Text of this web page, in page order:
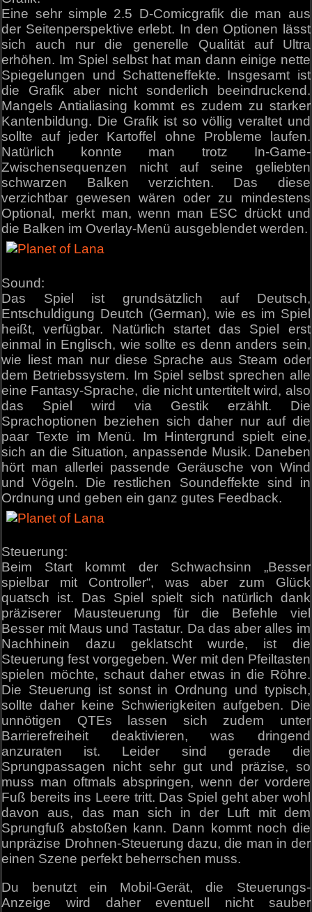
Eine sehr simple 2.5 D-Comicgrafik die man aus
der Seitenperspektive erlebt. In den Optionen lässt
sich auch nur die generelle Qualität auf Ultra
erhöhen. Im Spiel selbst hat man dann einige nette
Spiegelungen und Schatteneffekte. Insgesamt ist
die Grafik aber nicht sonderlich beeindruckend.
Mangels Antialiasing kommt es zudem zu starker
Kantenbildung. Die Grafik ist so völlig veraltet und
sollte auf jeder Kartoffel ohne Probleme laufen.
Natürlich konnte man trotz In-Game-
Zwischensequenzen nicht auf seine geliebten
schwarzen Balken verzichten. Das diese
verzichtbar gewesen wären oder zu mindestens
Optional, merkt man, wenn man ESC drückt und
die Balken im Overlay-Menü ausgeblendet werden.
Sound:
Das Spiel ist grundsätzlich auf Deutsch,
Entschuldigung Deutch (German), wie es im Spiel
heißt, verfügbar. Natürlich startet das Spiel erst
einmal in Englisch, wie sollte es denn anders sein,
wie liest man nur diese Sprache aus Steam oder
dem Betriebssystem. Im Spiel selbst sprechen alle
eine Fantasy-Sprache, die nicht untertitelt wird, also
das Spiel wird via Gestik erzählt. Die
Sprachoptionen beziehen sich daher nur auf die
paar Texte im Menü. Im Hintergrund spielt eine,
sich an die Situation, anpassende Musik. Daneben
hört man allerlei passende Geräusche von Wind
und Vögeln. Die restlichen Soundeffekte sind in
Ordnung und geben ein ganz gutes Feedback.
Steuerung:
Beim Start kommt der Schwachsinn „Besser
spielbar mit Controller“, was aber zum Glück
quatsch ist. Das Spiel spielt sich natürlich dank
präziserer Mausteuerung für die Befehle viel
Besser mit Maus und Tastatur. Da das aber alles im
Nachhinein dazu geklatscht wurde, ist die
Steuerung fest vorgegeben. Wer mit den Pfeiltasten
spielen möchte, schaut daher etwas in die Röhre.
Die Steuerung ist sonst in Ordnung und typisch,
sollte daher keine Schwierigkeiten aufgeben. Die
unnötigen QTEs lassen sich zudem unter
Barrierefreiheit deaktivieren, was dringend
anzuraten ist. Leider sind gerade die
Sprungpassagen nicht sehr gut und präzise, so
muss man oftmals abspringen, wenn der vordere
Fuß bereits ins Leere tritt. Das Spiel geht aber wohl
davon aus, das man sich in der Luft mit dem
Sprungfuß abstoßen kann. Dann kommt noch die
unpräzise Drohnen-Steuerung dazu, die man in der
einen Szene perfekt beherrschen muss.
Du benutzt ein Mobil-Gerät, die Steuerungs-
Anzeige wird daher eventuell nicht sauber